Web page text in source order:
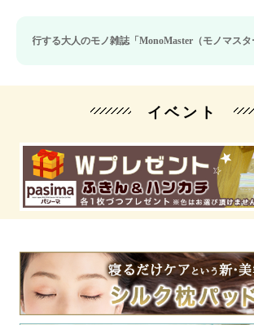
人のモノ雑誌「MonoMaster（モノマスター）」の疲労
イベント